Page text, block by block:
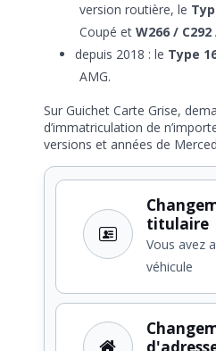
version routière, le
Coupé et W266 / C292
depuis 2018 : le Type
AMG.
Sur Guichet Carte Grise,
d’immatriculation de
versions et années de
titulaire
Vous avez
véhicule